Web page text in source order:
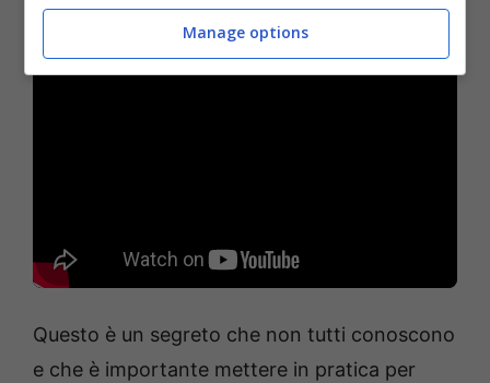
Questo è un segreto che non tutti conoscono
e che è importante mettere in pratica per
Manage options